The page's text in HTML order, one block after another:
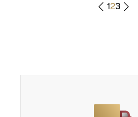
1 23